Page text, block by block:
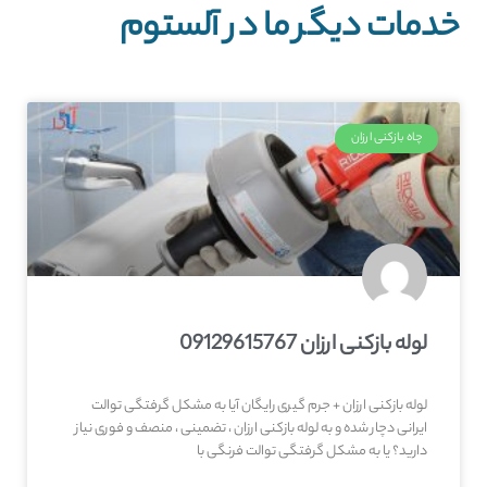
خدمات دیگر ما در آلستوم
چاه بازکنی ارزان
لوله بازکنی ارزان 09129615767
لوله بازکنی ارزان + جرم گیری رایگان آیا به مشکل گرفتگی توالت
ایرانی دچار شده و به لوله بازکنی ارزان ، تضمینی ، منصف و فوری نیاز
دارید؟ یا به مشکل گرفتگی توالت فرنگی با